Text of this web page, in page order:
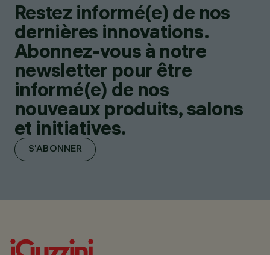
Restez informé(e) de nos
dernières innovations.
Abonnez-vous à notre
newsletter pour être
informé(e) de nos
nouveaux produits, salons
et initiatives.
S'ABONNER